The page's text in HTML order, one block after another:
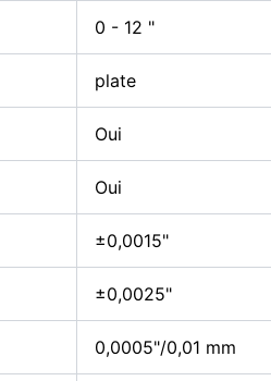
0 - 12 "
plate
Oui
Oui
±0,0015"
±0,0025"
0,0005"/0,01 mm